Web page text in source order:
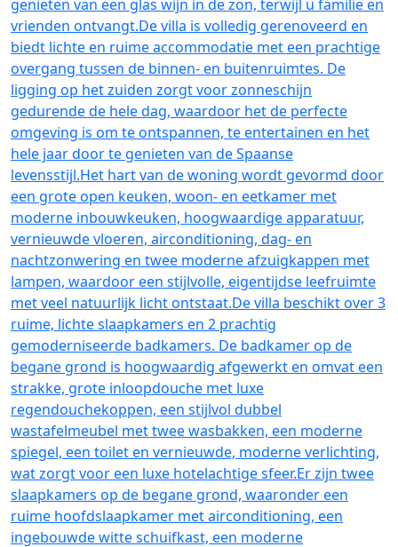
genieten van een glas wijn in de zon, terwijl u familie en
vrienden ontvangt.De villa is volledig gerenoveerd en
biedt lichte en ruime accommodatie met een prachtige
overgang tussen de binnen- en buitenruimtes. De
ligging op het zuiden zorgt voor zonneschijn
gedurende de hele dag, waardoor het de perfecte
omgeving is om te ontspannen, te entertainen en het
hele jaar door te genieten van de Spaanse
levensstijl.Het hart van de woning wordt gevormd door
een grote open keuken, woon- en eetkamer met
moderne inbouwkeuken, hoogwaardige apparatuur,
vernieuwde vloeren, airconditioning, dag- en
nachtzonwering en twee moderne afzuigkappen met
lampen, waardoor een stijlvolle, eigentijdse leefruimte
met veel natuurlijk licht ontstaat.De villa beschikt over 3
ruime, lichte slaapkamers en 2 prachtig
gemoderniseerde badkamers. De badkamer op de
begane grond is hoogwaardig afgewerkt en omvat een
strakke, grote inloopdouche met luxe
regendouchekoppen, een stijlvol dubbel
wastafelmeubel met twee wasbakken, een moderne
spiegel, een toilet en vernieuwde, moderne verlichting,
wat zorgt voor een luxe hotelachtige sfeer.Er zijn twee
slaapkamers op de begane grond, waaronder een
ruime hoofdslaapkamer met airconditioning, een
ingebouwde witte schuifkast, een moderne